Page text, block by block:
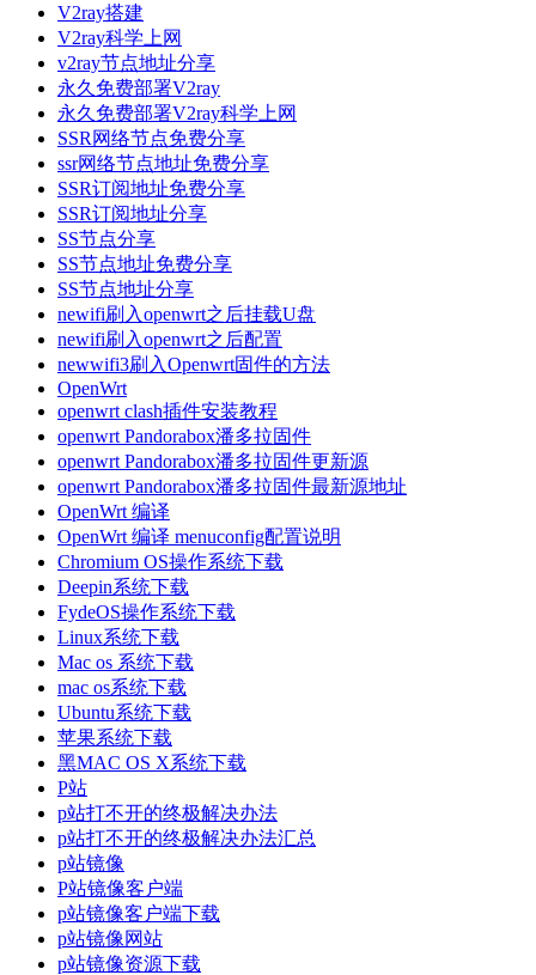
V2ray搭建
V2ray科学上网
v2ray节点地址分享
永久免费部署V2ray
永久免费部署V2ray科学上网
SSR网络节点免费分享
ssr网络节点地址免费分享
SSR订阅地址免费分享
SSR订阅地址分享
SS节点分享
SS节点地址免费分享
SS节点地址分享
newifi刷入openwrt之后挂载U盘
newifi刷入openwrt之后配置
newwifi3刷入Openwrt固件的方法
OpenWrt
openwrt clash插件安装教程
openwrt Pandorabox潘多拉固件
openwrt Pandorabox潘多拉固件更新源
openwrt Pandorabox潘多拉固件最新源地址
OpenWrt 编译
OpenWrt 编译 menuconfig配置说明
Chromium OS操作系统下载
Deepin系统下载
FydeOS操作系统下载
Linux系统下载
Mac os 系统下载
mac os系统下载
Ubuntu系统下载
苹果系统下载
黑MAC OS X系统下载
P站
p站打不开的终极解决办法
p站打不开的终极解决办法汇总
p站镜像
P站镜像客户端
p站镜像客户端下载
p站镜像网站
p站镜像资源下载